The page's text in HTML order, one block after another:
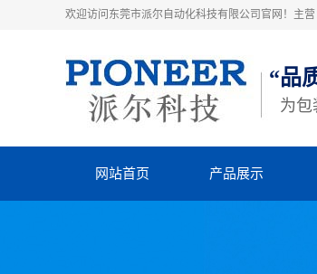
欢迎访问东莞市派尔自动化科技有限公司官网！主
“品
为包
网站首页 产品展示